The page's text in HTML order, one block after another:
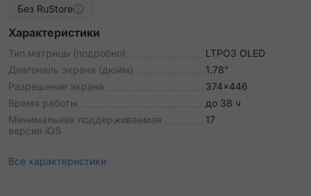
Bleu Lin Single Tour Strap
Bleu Pastel Single Tour Deployment Buckle Kilim Strap
Bleu du Nord/Noir Double Tour "Animaux Bandana"
Attelage Animaux Bandana Strap
Bordeaux Single Tour Deployment Buckle Kilim Strap
Craie Double Tour Hapi Strap
Без RuStore
Характеристики
Тип матрицы (подробно)
LTPO3 OLED
Диагональ экрана (дюйм)
1.78"
Разрешение экрана
374x446
Время работы
до 38 ч
Минимальная поддерживаемая
версия iOS
17
Все характеристики